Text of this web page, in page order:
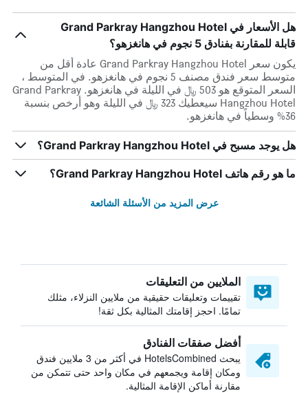
هل الأسعار في Grand Parkray Hangzhou Hotel
قابلة للمقارنة بفنادق 5 نجوم في هانغزهو؟
يكون سعر Grand Parkray Hangzhou Hotel عادة أقل من
متوسط ​​سعر فندق مصنف 5 نجوم في هانغزهو. في المتوسط ،
السعر المتوقع هو 503 ﷼ في الليلة في هانغزهو. Grand Parkray
Hangzhou Hotel سيعطيك 323 ﷼ في الليلة وهو أرخص بنسبة
36% وسطياً في هانغزهو.
هل يوجد مسبح في Grand Parkray Hangzhou Hotel؟
ما هو رقم هاتف Grand Parkray Hangzhou Hotel؟
عرض المزيد من الأسئلة الشائعة
الملايين من التعليقات
تقييمات وتعليقات حقيقية من ملايين النزلاء، مثلك
تمامًا. احجز إقامتك المثالية بكل ثقة!
أفضل صفقات الفنادق
يبحث HotelsCombined في أكثر من 3 ملايين فندق
ومكان إقامة ويجمعهم في مكان واحد حتى تتمكن من
مقارنة أماكن الإقامة المثالية.